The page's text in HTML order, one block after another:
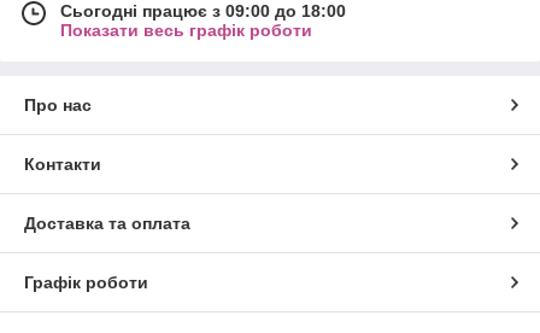
Сьогодні працює з 09:00 до 18:00
Показати весь графік роботи
Про нас
Контакти
Доставка та оплата
Графік роботи